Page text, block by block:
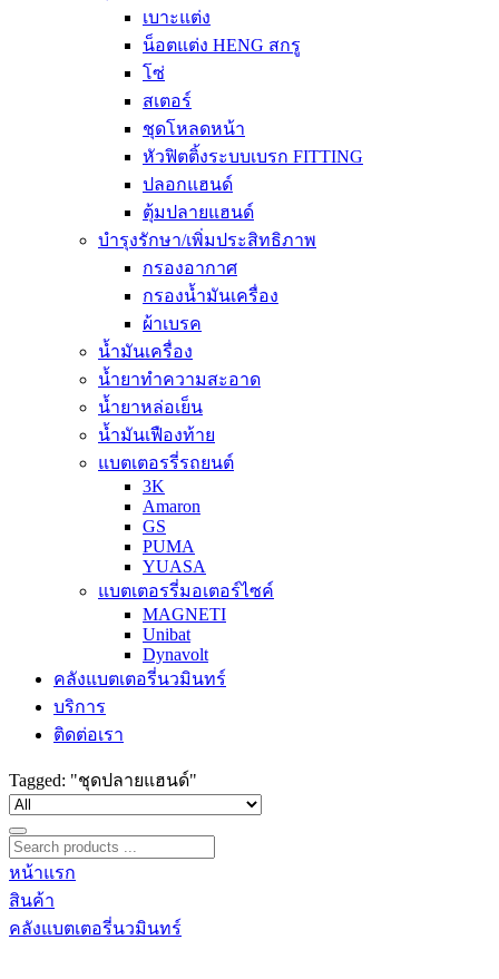
เบาะแต่ง
น็อตแต่ง HENG สกรู
โซ่
สเตอร์
ชุดโหลดหน้า
หัวฟิตติ้งระบบเบรก FITTING
ปลอกแฮนด์
ตุ้มปลายแฮนด์
บำรุงรักษา/เพิ่มประสิทธิภาพ
กรองอากาศ
กรองน้ำมันเครื่อง
ผ้าเบรค
น้ำมันเครื่อง
น้ำยาทำความสะอาด
น้ำยาหล่อเย็น
น้ำมันเฟืองท้าย
แบตเตอรรี่รถยนต์
3K
Amaron
GS
PUMA
YUASA
แบตเตอรรี่มอเตอร์ไซค์
MAGNETI
Unibat
Dynavolt
คลังแบตเตอรี่นวมินทร์
บริการ
ติดต่อเรา
Tagged: "ชุดปลายแฮนด์"
หน้าแรก
สินค้า
คลังแบตเตอรี่นวมินทร์